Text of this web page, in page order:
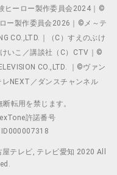
ヒーロー製作委員会2024｜©
ー製作委員会2026｜©メ～テ
CO.,LTD.｜（C）すえのぶけ
いこ／講談社（C）CTV｜©
CO.,LTD. ｜©ヴァン
NEXT／ダンスチャンネル
転用を禁じます。
許諾番号
ID000007318
テレビ, テレビ愛知 2020 All